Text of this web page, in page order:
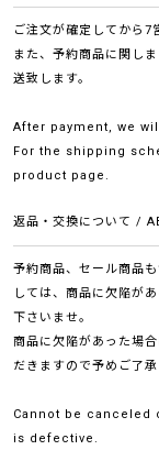
ご注文が確定してから7
また、予約商品に関し
送致します。
After payment, we
For the shipping
product page.
返品・交換について /
予約商品、セール商品
しては、商品に欠陥が
下さいませ。
商品に欠陥があった場
だきますので予めご了承
Cannot be canceled
is defective.